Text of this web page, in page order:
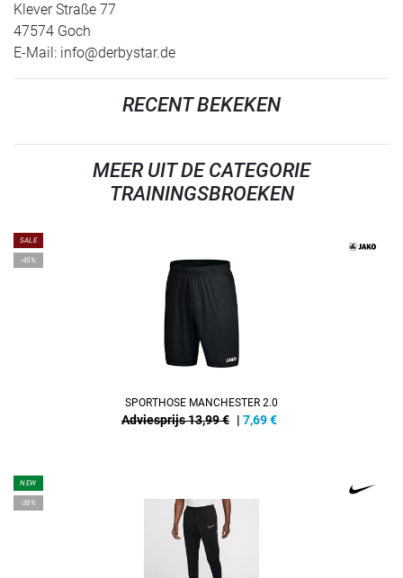
Klever Straße 77
47574 Goch
E-Mail: info@derbystar.de
RECENT BEKEKEN
MEER UIT DE CATEGORIE
TRAININGSBROEKEN
SALE
-45%
SPORTHOSE MANCHESTER 2.0
Adviesprijs 13,99 € | 7,69€
NEW
-38%